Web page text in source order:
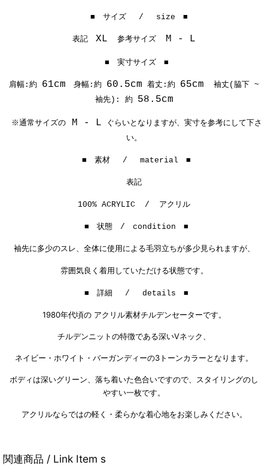
■ サイズ / size ■
表記 XL 参考サイズ M - L
■ 実寸サイズ ■
肩幅:約 61cm 身幅:約 60.5cm 着丈:約 65cm 袖丈(脇下 ~
袖先): 約 58.5cm
※通常サイズのM - L ぐらいとなりますが、実寸を参考にして下さ
い。
■ 素材 / material ■
表記
100% ACRYLIC / アクリル
■ 状態 / condition ■
袖先に多少のスレ、全体に使用による毛羽立ちが多少見られますが、
雰囲気良く着用していただける状態です。
■ 詳細 / details ■
1980年代頃の アクリル素材チルデンセーターです。
チルデンニットの特徴である深いVネック、
ネイビー・ホワイト・バーガンディーの3トーンカラーとなります。
ボディは深いグリーン、落ち着いた色合いですので、スタイリングのし
やすい一枚です。
アクリルならではの軽く・柔らかな着心地をお楽しみください。
関連商品 / Link Item s